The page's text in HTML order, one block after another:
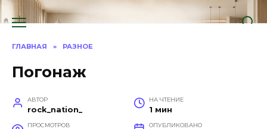
Перейти
к
ГЛАВНАЯ » РАЗНОЕ
Погонаж
АВТОР
rock_nation_
НА ЧТЕНИЕ
1 мин
ПРОСМОТРОВ ОПУБЛИКОВАНО